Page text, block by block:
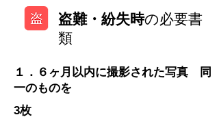
盗難・紛失時の必要書
類
１．６ヶ月以内に撮影された写真 同
一のものを
3枚